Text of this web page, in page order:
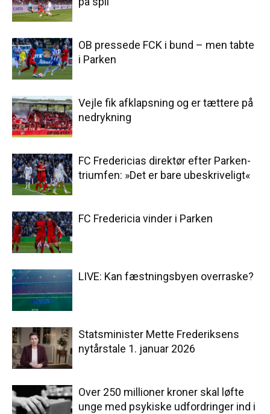
OB pressede FCK i bund – men tabte
i Parken
Vejle fik afklapsning og er tættere på
nedrykning
FC Fredericias direktør efter Parken-
triumfen: »Det er bare ubeskriveligt«
FC Fredericia vinder i Parken
LIVE: Kan fæstningsbyen overraske?
Statsminister Mette Frederiksens
nytårstale 1. januar 2026
Over 250 millioner kroner skal løfte
unge med psykiske udfordringer ind i